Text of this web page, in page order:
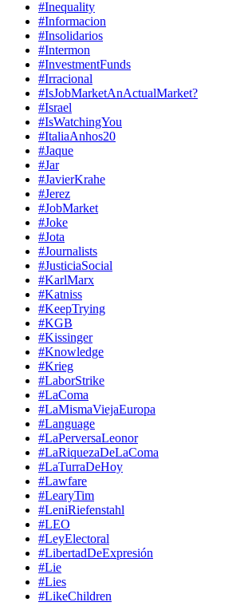
#Inequality
#Informacion
#Insolidarios
#Intermon
#InvestmentFunds
#Irracional
#IsJobMarketAnActualMarket?
#Israel
#IsWatchingYou
#ItaliaAnhos20
#Jaque
#Jar
#JavierKrahe
#Jerez
#JobMarket
#Joke
#Jota
#Journalists
#JusticiaSocial
#KarlMarx
#Katniss
#KeepTrying
#KGB
#Kissinger
#Knowledge
#Krieg
#LaborStrike
#LaComa
#LaMismaViejaEuropa
#Language
#LaPerversaLeonor
#LaRiquezaDeLaComa
#LaTurraDeHoy
#Lawfare
#LearyTim
#LeniRiefenstahl
#LEO
#LeyElectoral
#LibertadDeExpresión
#Lie
#Lies
#LikeChildren